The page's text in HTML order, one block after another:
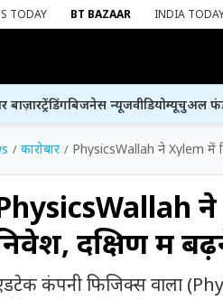
TODAY BT BAZAAR INDIA
बाज़ारट्रेंडिंगबिजनेस न्यूजवीडियोम्यूचुअल
कारोबार PhysicsWallah ने Xylem में
ने
दक्षिण में
कंपनी फिजिक्स वाला